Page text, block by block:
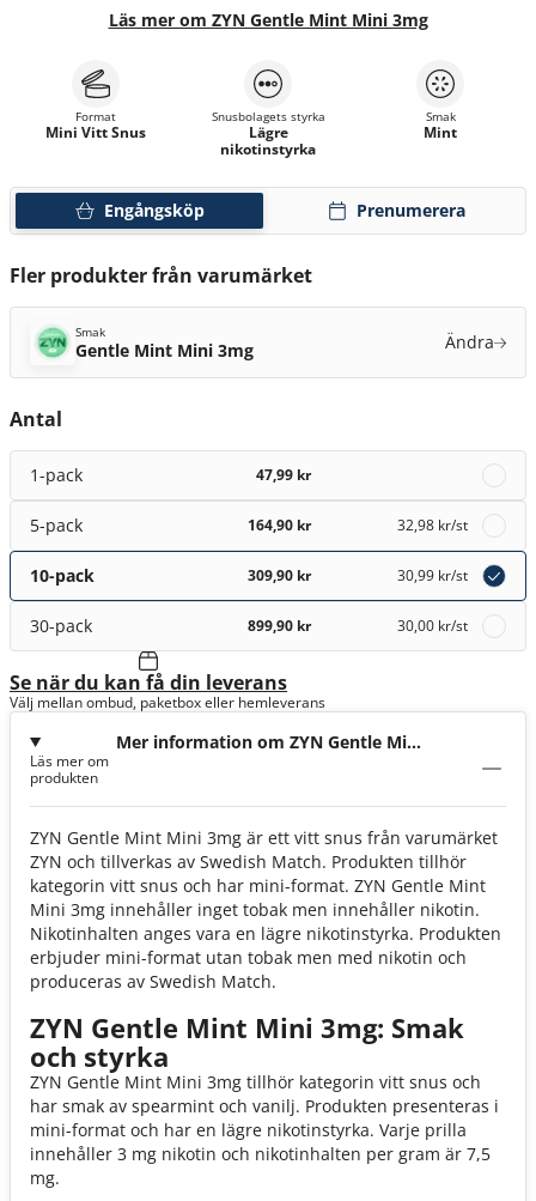
Läs mer om ZYN Gentle Mint Mini 3mg
Engångsköp Prenumerera
Format
Mini Vitt Snus
Snusbolagets styrka
Lägre
nikotinstyrka
Smak
Mint
Fler produkter från varumärket
Smak
Gentle Mint Mini 3mg Ändra
Antal
1-pack 47,99 kr
5-pack 164,90 kr 32,98 kr/st
10-pack 309,90 kr 30,99 kr/st
30-pack 899,90 kr 30,00 kr/st
Se när du kan få din leverans
Välj mellan ombud, paketbox eller hemleverans
Mer information om ZYN Gentle Mint
Läs mer om
produkten
ZYN Gentle Mint Mini 3mg är ett vitt snus från varumärket
ZYN och tillverkas av Swedish Match. Produkten tillhör
kategorin vitt snus och har mini-format. ZYN Gentle Mint
Mini 3mg innehåller inget tobak men innehåller nikotin.
Nikotinhalten anges vara en lägre nikotinstyrka. Produkten
erbjuder mini-format utan tobak men med nikotin och
produceras av Swedish Match.
ZYN Gentle Mint Mini 3mg: Smak
och styrka
ZYN Gentle Mint Mini 3mg tillhör kategorin vitt snus och
har smak av spearmint och vanilj. Produkten presenteras i
mini-format och har en lägre nikotinstyrka. Varje prilla
innehåller 3 mg nikotin och nikotinhalten per gram är 7,5
mg.